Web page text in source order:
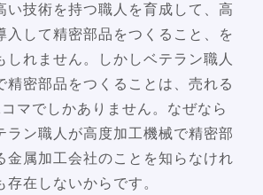
い技術を持つ職人を育成して、高
入して精密部品をつくること、を
しれません。しかしベテラン職人
精密部品をつくることは、売れる
マでしかありません。なぜなら
ラン職人が高度加工機械で精密部
金属加工会社のことを知らなけれ
存在しないからです。